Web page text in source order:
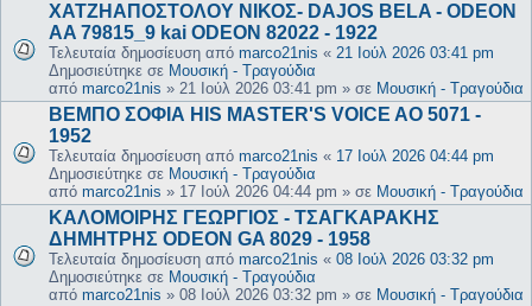
ΧΑΤΖΗΑΠΟΣΤΟΛΟΥ ΝΙΚΟΣ- DAJOS BELA - ODEON
AA 79815_9 kai ODEON 82022 - 1922
Τελευταία δημοσίευση από marco21nis « 21 Ιούλ 2026 03:41 pm
Δημοσιεύτηκε σε Μουσική - Τραγούδια
από marco21nis » 21 Ιούλ 2026 03:41 pm » σε Μουσική - Τραγούδια
ΒΕΜΠΟ ΣΟΦΙΑ HIS MASTER'S VOICE AO 5071 -
1952
Τελευταία δημοσίευση από marco21nis « 17 Ιούλ 2026 04:44 pm
Δημοσιεύτηκε σε Μουσική - Τραγούδια
από marco21nis » 17 Ιούλ 2026 04:44 pm » σε Μουσική - Τραγούδια
ΚΑΛΟΜΟΙΡΗΣ ΓΕΩΡΓΙΟΣ - ΤΣΑΓΚΑΡΑΚΗΣ
ΔΗΜΗΤΡΗΣ ODEON GA 8029 - 1958
Τελευταία δημοσίευση από marco21nis « 08 Ιούλ 2026 03:32 pm
Δημοσιεύτηκε σε Μουσική - Τραγούδια
από marco21nis » 08 Ιούλ 2026 03:32 pm » σε Μουσική - Τραγούδια